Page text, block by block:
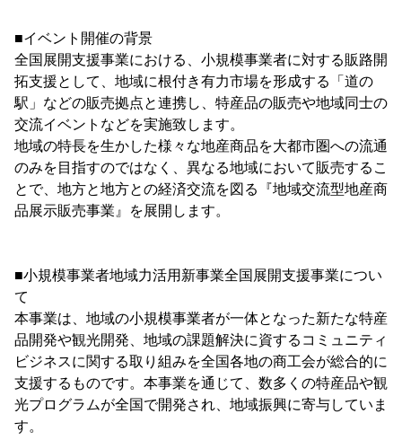
■イベント開催の背景
全国展開支援事業における、小規模事業者に対する販路開
拓支援として、地域に根付き有力市場を形成する「道の
駅」などの販売拠点と連携し、特産品の販売や地域同士の
交流イベントなどを実施致します。
地域の特長を生かした様々な地産商品を大都市圏への流通
のみを目指すのではなく、異なる地域において販売するこ
とで、地方と地方との経済交流を図る『地域交流型地産商
品展示販売事業』を展開します。
■小規模事業者地域力活用新事業全国展開支援事業につい
て
本事業は、地域の小規模事業者が一体となった新たな特産
品開発や観光開発、地域の課題解決に資するコミュニティ
ビジネスに関する取り組みを全国各地の商工会が総合的に
支援するものです。本事業を通じて、数多くの特産品や観
光プログラムが全国で開発され、地域振興に寄与していま
す。